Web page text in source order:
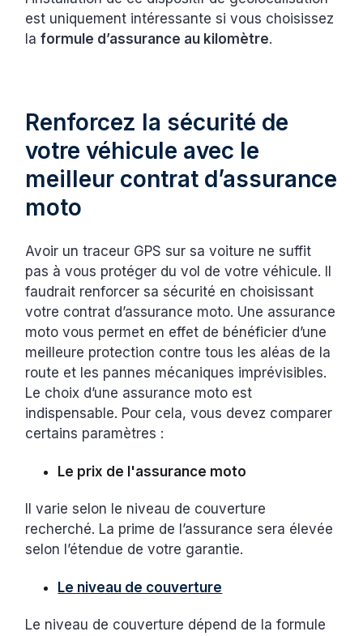
est uniquement intéressante si vous choisissez
laformule d’assurance au kilomètre.
Renforcez la sécurité de
votre véhicule avec le
meilleur contrat d’assurance
moto
Avoir un traceur GPS sur sa voiture ne suffit
pas à vous protéger du vol de votre véhicule. Il
faudrait renforcer sa sécurité en choisissant
votre contrat d’assurance moto. Une assurance
moto vous permet en effet de bénéficier d’une
meilleure protection contre tous les aléas de la
route et les pannes mécaniques imprévisibles.
Le choix d’une assurance moto est
indispensable. Pour cela, vous devez comparer
certains paramètres :
Le prix de l'assurance moto
Il varie selon le niveau de couverture
recherché. La prime de l’assurance sera élevée
selon l’étendue de votre garantie.
Le niveau de couverture
Le niveau de couverture dépend de la formule